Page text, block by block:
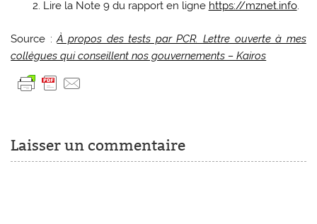
Lire la Note 9 du rapport en ligne https://mznet.info.
Source :À propos des tests par PCR. Lettre ouverte à mes
collègues qui conseillent nos gouvernements – Kairos
Laisser un commentaire